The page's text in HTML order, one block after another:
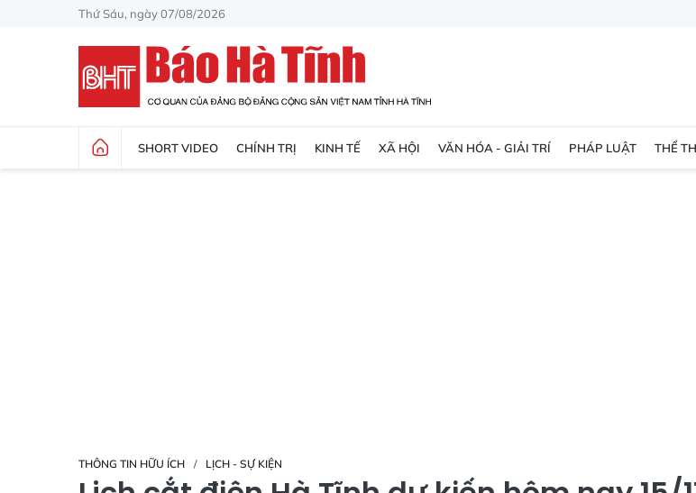
Thứ Sáu, ngày 07/08/2026
SHORT VIDEO CHÍNH TRỊ KINH TẾ XÃ HỘI VĂN HÓA - GIẢI TRÍ PHÁP LUẬT THỂ
THÔNG TIN HỮU ÍCH LỊCH - SỰ KIỆN